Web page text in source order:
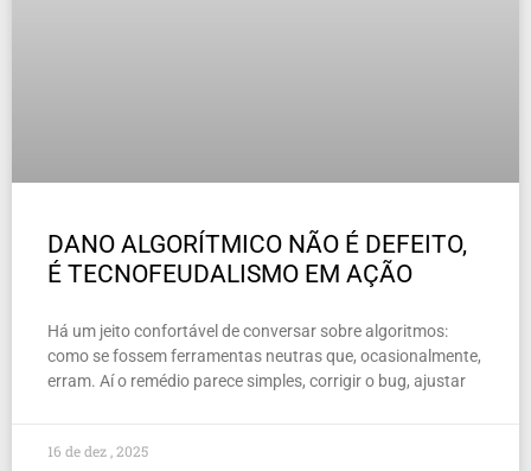
DANO ALGORÍTMICO NÃO É DEFEITO,
É TECNOFEUDALISMO EM AÇÃO
Há um jeito confortável de conversar sobre algoritmos:
como se fossem ferramentas neutras que, ocasionalmente,
erram. Aí o remédio parece simples, corrigir o bug, ajustar
16 de dez , 2025